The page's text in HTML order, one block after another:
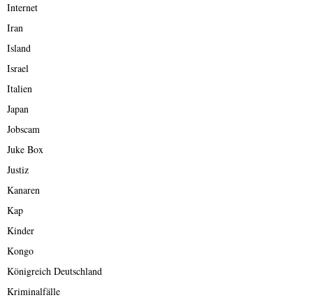
Internet
Iran
Island
Israel
Italien
Japan
Jobscam
Juke Box
Justiz
Kanaren
Kap
Kinder
Kongo
Königreich Deutschland
Kriminalfälle